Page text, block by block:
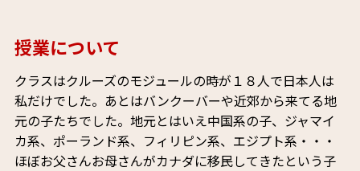
授業について
クラスはクルーズのモジュールの時が１８人で日本人は
私だけでした。あとはバンクーバーや近郊から来てる地
元の子たちでした。地元とはいえ中国系の子、ジャマイ
カ系、ポーランド系、フィリピン系、エジプト系・・・
ほぼお父さんお母さんがカナダに移民してきたという子